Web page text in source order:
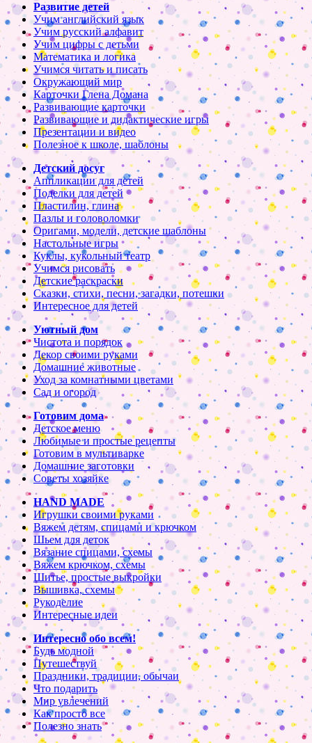
Развитие детей
Учим английский язык
Учим русский алфавит
Учим цифры с детьми
Математика и логика
Учимся читать и писать
Окружающий мир
Карточки Глена Домана
Развивающие карточки
Развивающие и дидактические игры
Презентации и видео
Полезное к школе, шаблоны
Детский досуг
Аппликации для детей
Поделки для детей
Пластилин, глина
Пазлы и головоломки
Оригами, модели, детские шаблоны
Настольные игры
Куклы, кукольный театр
Учимся рисовать
Детские раскраски
Сказки, стихи, песни, загадки, потешки
Интересное для детей
Уютный дом
Чистота и порядок
Декор своими руками
Домашние животные
Уход за комнатными цветами
Сад и огород
Готовим дома
Детское меню
Любимые и простые рецепты
Готовим в мультиварке
Домашние заготовки
Советы хозяйке
HAND MADE
Игрушки своими руками
Вяжем детям, спицами и крючком
Шьем для деток
Вязание спицами, схемы
Вяжем крючком, схемы
Шитье, простые выкройки
Вышивка, схемы
Рукоделие
Интересные идеи
Интересно обо всем!
Будь модной
Путешествуй
Праздники, традиции, обычаи
Что подарить
Мир увлечений
Как просто все
Полезно знать